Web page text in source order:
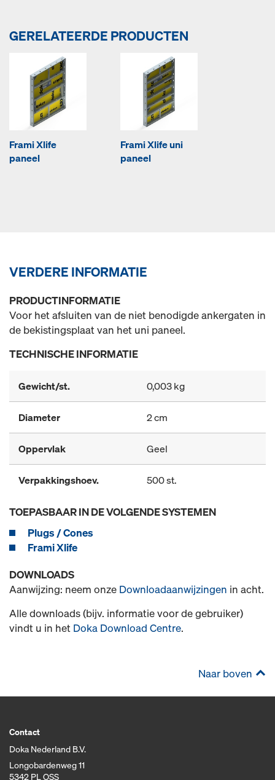
GERELATEERDE PRODUCTEN
Frami Xlife
paneel
Frami Xlife uni
paneel
VERDERE INFORMATIE
PRODUCTINFORMATIE
Voor het afsluiten van de niet benodigde ankergaten in
de bekistingsplaat van het uni paneel.
TECHNISCHE INFORMATIE
Gewicht/st. 0,003 kg
Diameter 2 cm
Oppervlak Geel
Verpakkingshoev. 500 st.
TOEPASBAAR IN DE VOLGENDE SYSTEMEN
Plugs / Cones
Frami Xlife
DOWNLOADS
Aanwijzing: neem onze Downloadaanwijzingen in acht.
Alle downloads (bijv. informatie voor de gebruiker)
vindt u in het Doka Download Centre.
Naar boven
Contact
Doka Nederland B.V.
Longobardenweg 11
5342 PL OSS